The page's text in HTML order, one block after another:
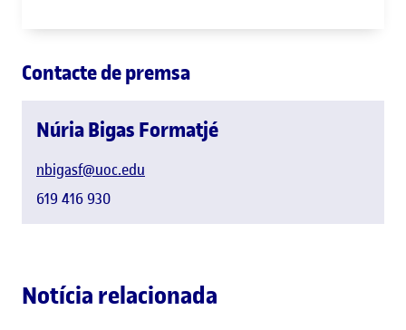
Contacte de premsa
Núria Bigas Formatjé
nbigasf@uoc.edu
619 416 930
Notícia relacionada